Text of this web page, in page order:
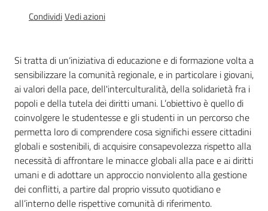
Educazione
globale
Politiche
territoriali,
europee e
cooperazione
internazionale
CondividiVedi azioni
Si tratta di un‘iniziativa di educazione e di formazione volta a
sensibilizzare la comunità regionale, e in particolare i giovani,
ai valori della pace, dell'interculturalità, della solidarietà fra i
popoli e della tutela dei diritti umani. L’obiettivo è quello di
coinvolgere le studentesse e gli studenti in un percorso che
permetta loro di comprendere cosa significhi essere cittadini
globali e sostenibili, di acquisire consapevolezza rispetto alla
necessità di affrontare le minacce globali alla pace e ai diritti
umani e di adottare un approccio nonviolento alla gestione
dei conflitti, a partire dal proprio vissuto quotidiano e
all’interno delle rispettive comunità di riferimento.